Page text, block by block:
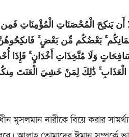
يَنكِحَ الْمُحْصَنَاتِ الْمُؤْمِنَاتِ فَمِن
بَعْضُكُم مِّن بَعْضٍ
وَلَا مُتَّخِذَاتِ أَخْدَانٍ ۚ فَإِذَا
ذَٰلِكَ لِمَنْ خَشِيَ الْعَنَتَ مِنكُمْ
মুসলমান নারীকে বিয়ে করার